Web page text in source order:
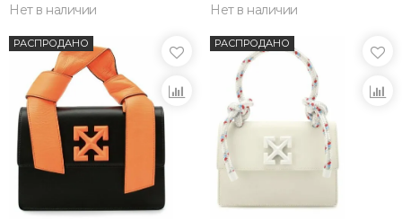
Нет в наличии
Нет в наличии
РАСПРОДАНО РАСПРОДАНО